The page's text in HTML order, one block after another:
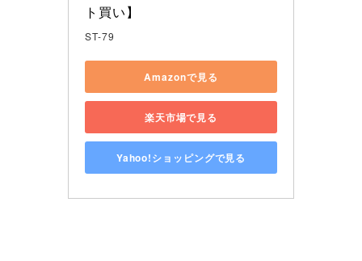
ト買い】
ST-79
Amazonで見る
楽天市場で見る
Yahoo!ショッピングで見る